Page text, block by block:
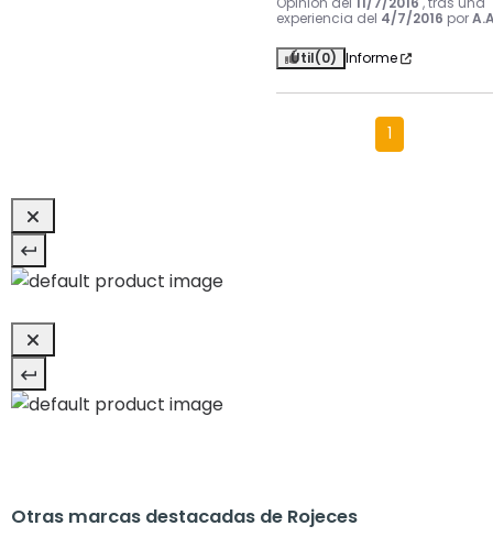
experiencia del 4/7/2016 por
Útil(0) Informe
1
Otras marcas destacadas de Rojeces